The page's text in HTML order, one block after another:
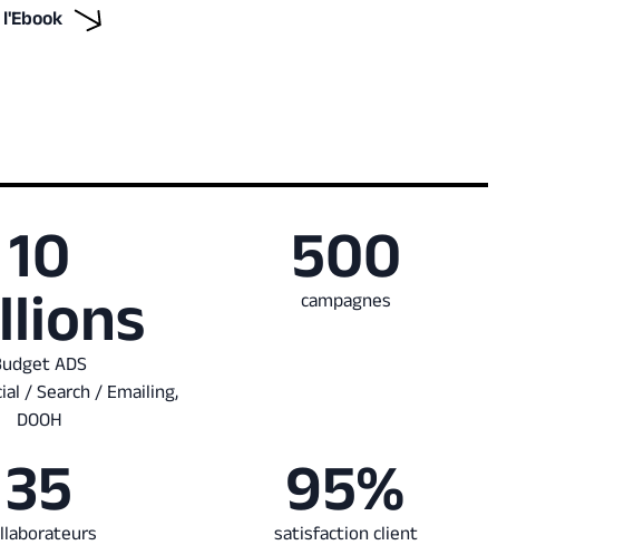
doit être
10
ADS
/ Search / Emailing,
DOOH
500
campagnes
35 95%
satisfaction client